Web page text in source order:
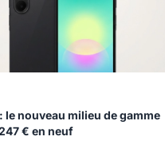
le nouveau milieu de gamme
€ en neuf